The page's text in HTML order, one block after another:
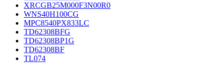
XRCGB25M000F3N00R0
WNS40H100CG
MPC8540PX833LC
TD62308BFG
TD62308BP1G
TD62308BF
TL074